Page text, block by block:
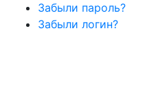
Забыли пароль?
Забыли логин?